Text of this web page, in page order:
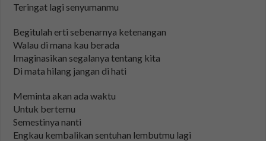
Teringat lagi senyumanmu
Begitulah erti sebenarnya ketenangan
Walau di mana kau berada
Imaginasikan segalanya tentang kita
Di mata hilang jangan di hati
Meminta akan ada waktu
Untuk bertemu
Semestinya nanti
Engkau kembalikan sentuhan lembutmu lagi